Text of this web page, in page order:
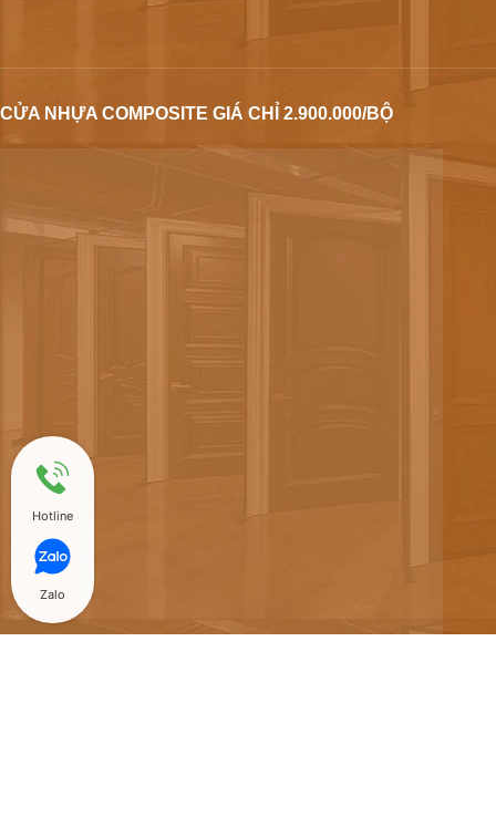
CỬA NHỰA COMPOSITE GIÁ CHỈ 2.900.000/BỘ
Hotline
Zalo